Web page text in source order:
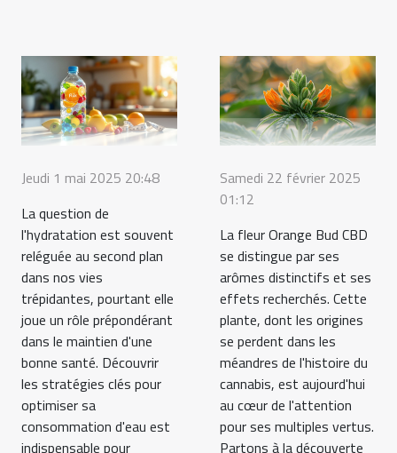
Jeudi 1 mai 2025 20:48
La question de
l'hydratation est souvent
reléguée au second plan
dans nos vies
trépidantes, pourtant elle
joue un rôle prépondérant
dans le maintien d'une
bonne santé. Découvrir
les stratégies clés pour
optimiser sa
consommation d'eau est
indispensable pour
Samedi 22 février 2025
01:12
La fleur Orange Bud CBD
se distingue par ses
arômes distinctifs et ses
effets recherchés. Cette
plante, dont les origines
se perdent dans les
méandres de l'histoire du
cannabis, est aujourd'hui
au cœur de l'attention
pour ses multiples vertus.
Partons à la découverte